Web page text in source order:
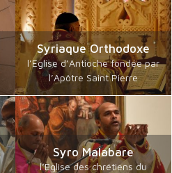
Syriaque Orthodoxe
l’Eglise d’Antioche fondée par
l’Apôtre Saint Pierre
Syro Malabare
l’Eglise des chrétiens du